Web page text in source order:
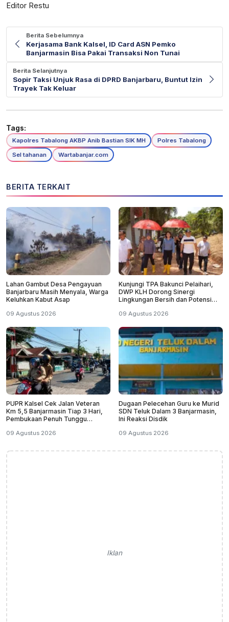
Editor Restu
Berita Sebelumnya
Kerjasama Bank Kalsel, ID Card ASN Pemko
Banjarmasin Bisa Pakai Transaksi Non Tunai
Berita Selanjutnya
Sopir Taksi Unjuk Rasa di DPRD Banjarbaru, Buntut Izin
Trayek Tak Keluar
Tags:
Kapolres Tabalong AKBP Anib Bastian SIK MH
Polres Tabalong
Sel tahanan
Wartabanjar.com
BERITA TERKAIT
Lahan Gambut Desa Pengayuan
Banjarbaru Masih Menyala, Warga
Keluhkan Kabut Asap
09 Agustus 2026
Kunjungi TPA Bakunci Pelaihari,
DWP KLH Dorong Sinergi
Lingkungan Bersih dan Potensi
09 Agustus 2026
PUPR Kalsel Cek Jalan Veteran
Km 5,5 Banjarmasin Tiap 3 Hari,
Pembukaan Penuh Tunggu
09 Agustus 2026
Dugaan Pelecehan Guru ke Murid
SDN Teluk Dalam 3 Banjarmasin,
Ini Reaksi Disdik
09 Agustus 2026
Iklan